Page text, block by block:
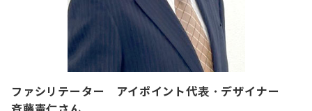
ファシリテーター アイポイント代表・デザイナー